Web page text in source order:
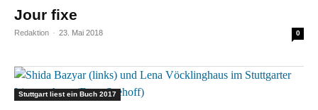
Jour fixe
Redaktion - 23. Mai 2018 0
Stuttgart liest ein Buch 2017